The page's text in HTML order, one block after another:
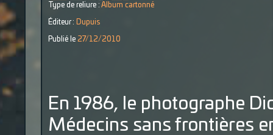
Type de reliure : Album cartonné
Éditeur : Dupuis
Publié le 27/12/2010
En 1986, le photographe
Médecins sans frontières